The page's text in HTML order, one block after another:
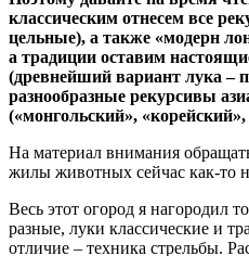
классическим отнесем все
цельные), а также «модерн
а традиции оставим
(древнейший вариант лука –
разнообразные рекурсивы
(«монгольский»,
На материал внимания
жилы животных сейчас как-то
Весь этот огород я нагородил
разные, луки классические и
отличие – техника стрельбы.